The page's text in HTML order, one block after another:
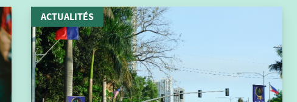
ACTUALITÉS